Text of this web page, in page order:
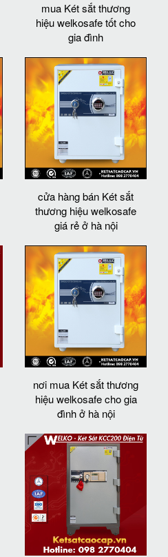
mua Két sắt thương
hiệu welkosafe tốt cho
gia đình
cửa hàng bán Két sắt
thương hiệu welkosafe
giá rẻ ở hà nội
nơi mua Két sắt thương
hiệu welkosafe cho gia
đình ở hà nội